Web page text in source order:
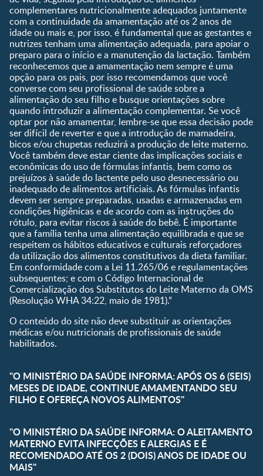
Pré-escolar
Ferramentas
Quando eu ficarei fértil?
Que dia meu bebê vai
nascer?
Guia de Nomes para Bebê
Calendário de semanas de
gravidez
Calculadora de cor dos
olhos
Curva de crescimento do
bebê
Planeta dos Pais
Receitas
complementares nutricionalmente adequados juntamente
com a continuidade da amamentação até os 2 anos de
idade ou mais e, por isso, é fundamental que as gestantes e
nutrizes tenham uma alimentação adequada, para apoiar o
preparo para o início e a manutenção da lactação. Também
reconhecemos que a amamentação nem sempre é uma
opção para os pais, por isso recomendamos que você
converse com seu profissional de saúde sobre a
alimentação do seu filho e busque orientações sobre
quando introduzir a alimentação complementar. Se você
optar por não amamentar, lembre-se que essa decisão pode
ser difícil de reverter e que a introdução de mamadeira,
bicos e/ou chupetas reduzirá a produção de leite materno.
Você também deve estar ciente das implicações sociais e
econômicas do uso de fórmulas infantis, bem como os
prejuízos à saúde do lactente pelo uso desnecessário ou
inadequado de alimentos artificiais. As fórmulas infantis
devem ser sempre preparadas, usadas e armazenadas em
condições higiênicas e de acordo com as instruções do
rótulo, para evitar riscos à saúde do bebê. É importante
que a família tenha uma alimentação equilibrada e que se
respeitem os hábitos educativos e culturais reforçadores
da utilização dos alimentos constitutivos da dieta familiar.
Em conformidade com a Lei 11.265/06 e regulamentações
subsequentes; e com o Código Internacional de
Comercialização dos Substitutos do Leite Materno da OMS
(Resolução WHA 34:22, maio de 1981).”
O conteúdo do site não deve substituir as orientações
médicas e/ou nutricionais de profissionais de saúde
habilitados.
"O MINISTÉRIO DA SAÚDE INFORMA: APÓS OS 6 (SEIS)
MESES DE IDADE, CONTINUE AMAMENTANDO SEU
FILHO E OFEREÇA NOVOS ALIMENTOS"
"O MINISTÉRIO DA SAÚDE INFORMA: O ALEITAMENTO
MATERNO EVITA INFECÇÕES E ALERGIAS E É
RECOMENDADO ATÉ OS 2 (DOIS) ANOS DE IDADE OU
MAIS"